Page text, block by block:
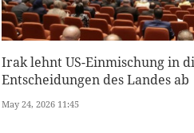
Irak lehnt US-Einmischung in
Entscheidungen des Landes ab
May 24, 2026 11:45